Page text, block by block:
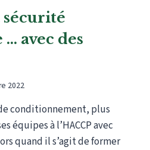
sécurité
avec des
2022
conditionnement, plus
équipes à l’HACCP avec
quand il s’agit de former